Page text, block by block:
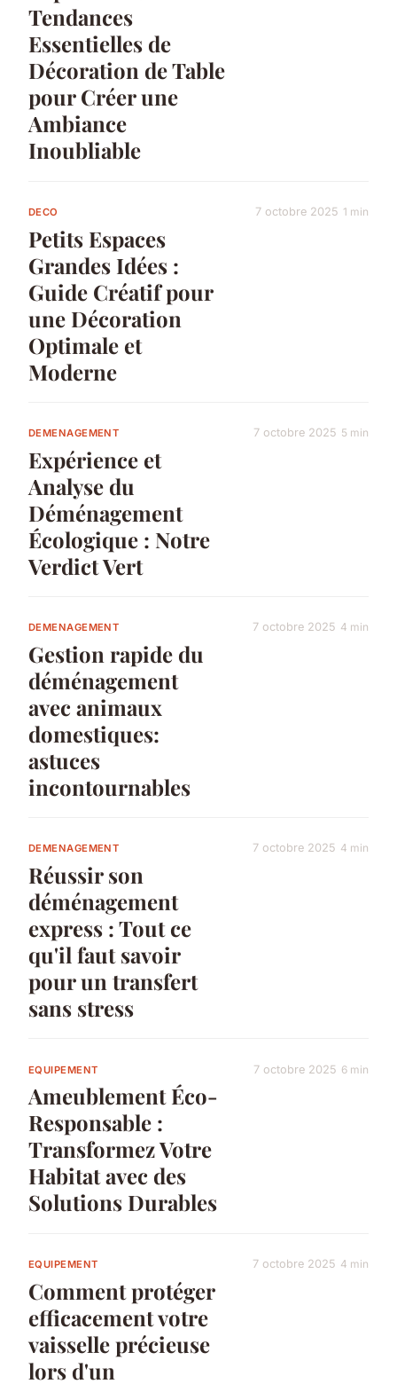
Tendances
Essentielles de
Décoration de Table
pour Créer une
Ambiance
Inoubliable
DECO
Petits Espaces
Grandes Idées :
Guide Créatif pour
une Décoration
Optimale et
Moderne
7 octobre 2025 1 min
DEMENAGEMENT
Expérience et
Analyse du
Déménagement
Écologique : Notre
Verdict Vert
7 octobre 2025 5 min
DEMENAGEMENT
Gestion rapide du
déménagement
avec animaux
domestiques:
astuces
incontournables
7 octobre 2025 4 min
DEMENAGEMENT
Réussir son
déménagement
express : Tout ce
qu'il faut savoir
pour un transfert
sans stress
7 octobre 2025 4 min
EQUIPEMENT
Ameublement Éco-
Responsable :
Transformez Votre
Habitat avec des
Solutions Durables
7 octobre 2025 6 min
EQUIPEMENT
Comment protéger
efficacement votre
vaisselle précieuse
lors d'un
7 octobre 2025 4 min